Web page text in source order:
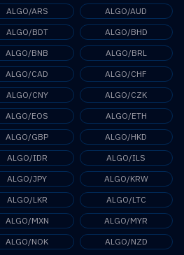
ALGO/ARS
ALGO/AUD
ALGO/BDT
ALGO/BHD
ALGO/BNB
ALGO/BRL
ALGO/CAD
ALGO/CHF
ALGO/CNY
ALGO/CZK
ALGO/EOS
ALGO/ETH
ALGO/GBP
ALGO/HKD
ALGO/IDR
ALGO/ILS
ALGO/JPY
ALGO/KRW
ALGO/LKR
ALGO/LTC
ALGO/MXN
ALGO/MYR
ALGO/NOK
ALGO/NZD